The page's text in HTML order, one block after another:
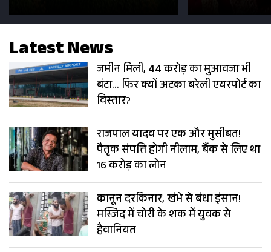
Latest News
जमीन मिली, 44 करोड़ का मुआवजा भी
बंटा… फिर क्यों अटका बरेली एयरपोर्ट का
विस्तार?
राजपाल यादव पर एक और मुसीबत!
पैतृक संपत्ति होगी नीलाम, बैंक से लिए था
16 करोड़ का लोन
कानून दरकिनार, खंभे से बंधा इंसान!
मस्जिद में चोरी के शक में युवक से
हैवानियत